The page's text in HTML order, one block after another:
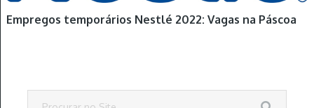
Empregos temporários Nestlé 2022: Vagas na Páscoa